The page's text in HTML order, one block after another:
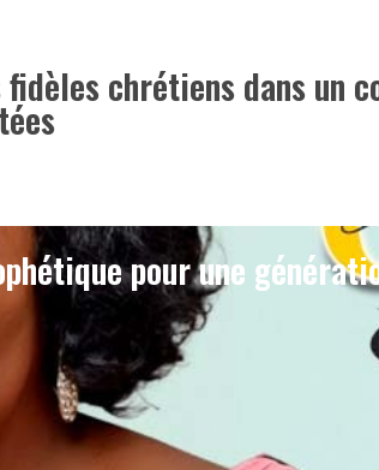
chrétiens dans un
pour une